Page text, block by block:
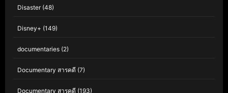
Disaster(48)
Disney+ (149)
documentaries (2)
Documentary สารคดี (7)
Documentary สารคดี (193)